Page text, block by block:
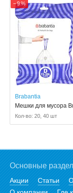
− 9 %
Brabantia
Мешки для мусора
Кол-во: 20, 40 шт
Основные
Акции Статьи